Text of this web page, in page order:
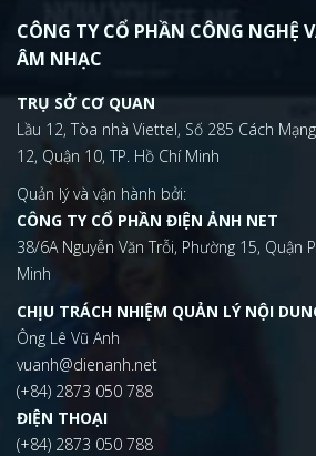
CÔNG TY CỔ PHẦN CÔNG NGHỆ
ÂM NHẠC
TRỤ SỞ CƠ QUAN
Lầu 12, Tòa nhà Viettel, Số 285 Cách
12, Quận 10, TP. Hồ Chí Minh
Quản lý và vận hành bởi:
CÔNG TY CỔ PHẦN ĐIỆN ẢNH NET
38/6A Nguyễn Văn Trỗi, Phường 15, Quận
Minh
CHỊU TRÁCH NHIỆM QUẢN LÝ NỘI
Ông Lê Vũ Anh
vuanh@dienanh.net
(+84) 2873 050 788
ĐIỆN THOẠI
(+84) 2873 050 788